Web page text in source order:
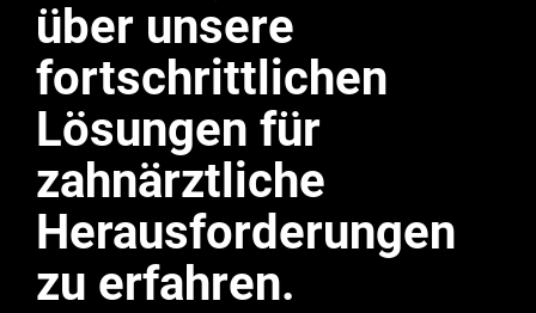
über unsere
fortschrittlichen
Lösungen für
zahnärztliche
Herausforderungen
zu erfahren.